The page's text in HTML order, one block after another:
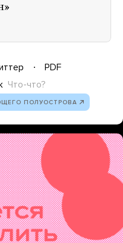
PDF
Что-что?
ПОЛУОСТРОВА